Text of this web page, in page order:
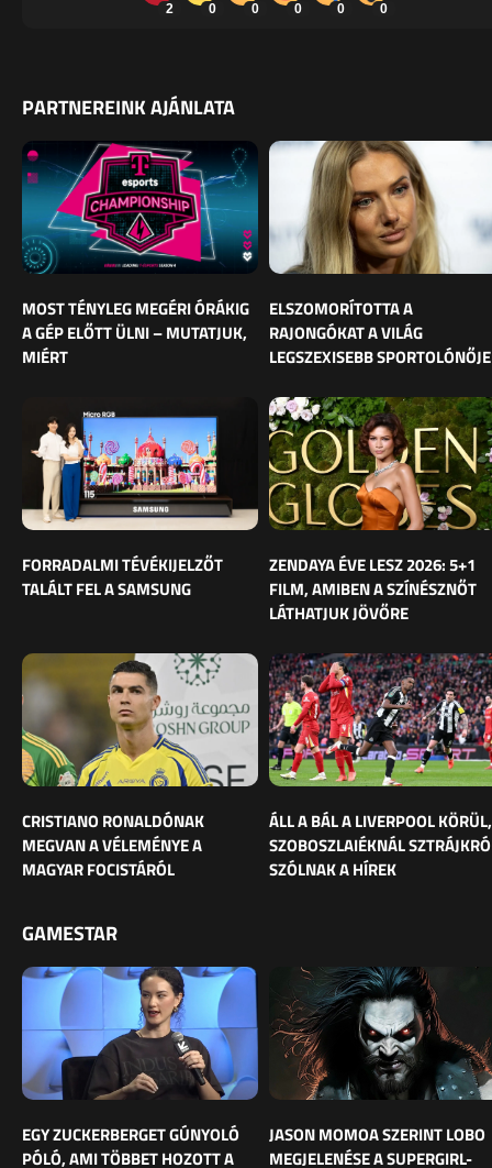
2 0 0 0 0 0
PARTNEREINK AJÁNLATA
MOST TÉNYLEG MEGÉRI ÓRÁKIG
A GÉP ELŐTT ÜLNI – MUTATJUK,
MIÉRT
ELSZOMORÍTOTTA A
RAJONGÓKAT A VILÁG
LEGSZEXISEBB SPORTOLÓNŐJE
FORRADALMI TÉVÉKIJELZŐT
TALÁLT FEL A SAMSUNG
ZENDAYA ÉVE LESZ 2026: 5+1
FILM, AMIBEN A SZÍNÉSZNŐT
LÁTHATJUK JÖVŐRE
CRISTIANO RONALDÓNAK
MEGVAN A VÉLEMÉNYE A
MAGYAR FOCISTÁRÓL
ÁLL A BÁL A LIVERPOOL KÖRÜL,
SZOBOSZLAIÉKNÁL
SZÓLNAK A HÍREK
GAMESTAR
EGY ZUCKERBERGET GÚNYOLÓ
PÓLÓ, AMI TÖBBET HOZOTT A
JASON MOMOA SZERINT LOBO
MEGJELENÉSE A SUPERGIRL-